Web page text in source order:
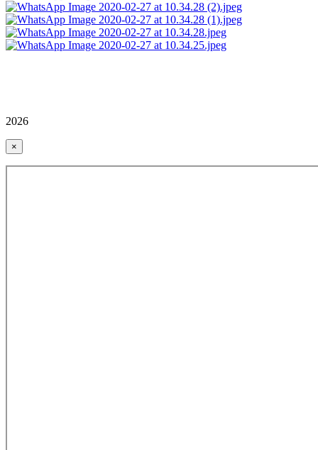
2026
×